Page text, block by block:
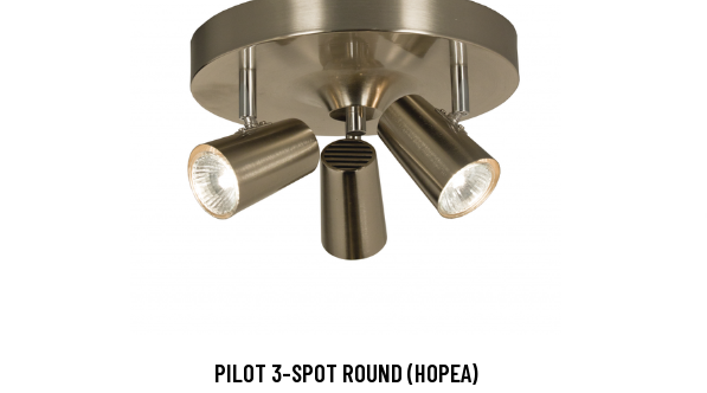
PILOT 3-SPOT ROUND (HOPEA)